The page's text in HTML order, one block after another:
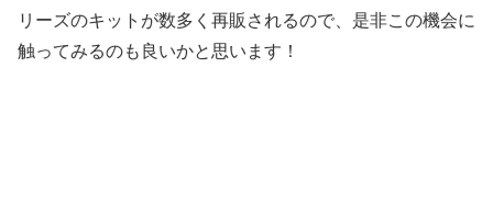
リーズのキットが数多く再販されるので、是非この機会に
触ってみるのも良いかと思います！